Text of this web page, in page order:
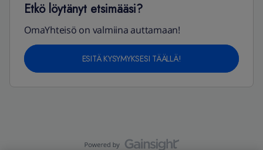
Etkö löytänyt etsimääsi?
OmaYhteisö on valmiina auttamaan!
ESITÄ KYSYMYKSESI TÄÄLLÄ!